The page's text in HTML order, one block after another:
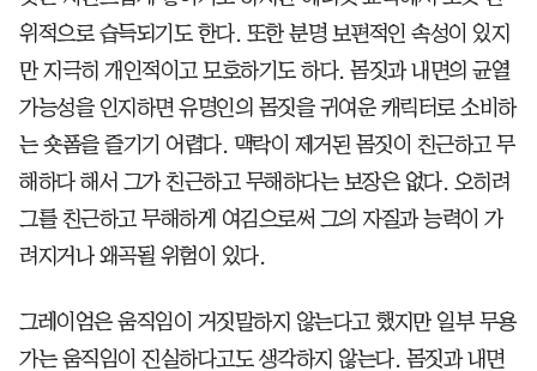
위적으로 습득되기도 한다. 또한 분명 보편적인 속성이 있지
만 지극히 개인적이고 모호하기도 하다. 몸짓과 내면의 균열
가능성을 인지하면 유명인의 몸짓을 귀여운 캐릭터로 소비하
는 숏폼을 즐기기 어렵다. 맥락이 제거된 몸짓이 친근하고 무
해하다 해서 그가 친근하고 무해하다는 보장은 없다. 오히려
그를 친근하고 무해하게 여김으로써 그의 자질과 능력이 가
려지거나 왜곡될 위험이 있다.
그레이엄은 움직임이 거짓말하지 않는다고 했지만 일부 무용
가는 움직임이 진실하다고도 생각하지 않는다. 몸짓과 내면